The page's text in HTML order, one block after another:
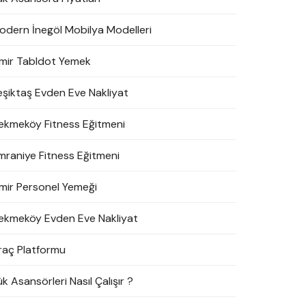
İnegöl Mobilya Modelleri
Tabldot Yemek
Evden Eve Nakliyat
Fitness Eğitmeni
Fitness Eğitmeni
Personel Yemeği
Evden Eve Nakliyat
Platformu
Asansörleri Nasıl Çalışır ?